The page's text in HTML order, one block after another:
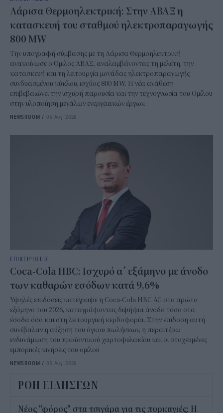
Λάρισα Θερμοηλεκτρική: Στην ΑΒΑΞ η
κατασκευή του σταθμού ηλεκτροπαραγωγής
800 MW
Την υπογραφή σύμβασης με τη Λάρισα Θερμοηλεκτρική
ανακοίνωσε ο Όμιλος ΑΒΑΞ, αναλαμβάνοντας τη μελέτη, την
κατασκευή και τη λειτουργία μονάδας ηλεκτροπαραγωγής
συνδυασμένου κύκλου, ισχύος 800 MW. Η νέα ανάθεση
επιβεβαιώνει την ισχυρή παρουσία και την τεχνογνωσία του Ομίλου
στην υλοποίηση μεγάλων ενεργειακών έργων.
NEWSROOM / 05 Αυγ 2026
ΕΠΙΧΕΙΡΗΣΕΙΣ
Coca-Cola HBC: Ισχυρό α΄ εξάμηνο με άνοδο
των καθαρών εσόδων κατά 9,6%
Υψηλές επιδόσεις κατέγραψε η Coca-Cola HBC AG στο πρώτο
εξάμηνο του 2026, καταγράφοντας διψήφια άνοδο τόσο στα
έσοδα όσο και στη λειτουργική κερδοφορία. Στην επίδοση αυτή
συνέβαλαν η αύξηση του όγκου πωλήσεων, η περαιτέρω
ενδυνάμωση του προϊοντικού χαρτοφυλακίου και οι στοχευμένες
εμπορικές κινήσεις του ομίλου
NEWSROOM / 05 Αυγ 2026
ΡΟΗ ΕΙΔΗΣΕΩΝ
Νέος "φόρος" στα τσιγάρα για τις πυρκαγιές: Η